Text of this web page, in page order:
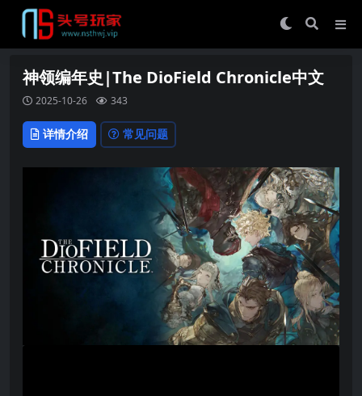
神领编年史|The DioField Chronicle中文
2025-10-26 343
详情介绍 常见问题